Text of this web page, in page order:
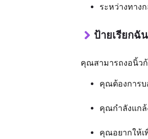
ระหว่างทาง
ป้ายเรียกฉัน
คุณสามารถงอนิ้วก้
คุณต้องการ
คุณกำลังแก
คุณอยากให้